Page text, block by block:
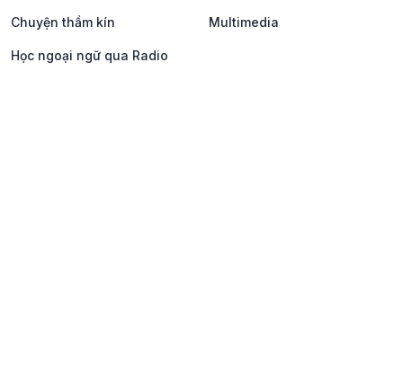
Chuyện thầm kín Multimedia
Học ngoại ngữ qua Radio